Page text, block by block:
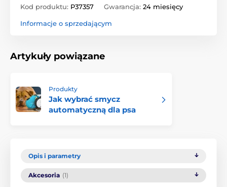
Kod produktu: P37357 Gwarancja: 24 miesięcy
Informacje o sprzedającym
Artykuły powiązane
Produkty
Jak wybrać smycz
automatyczną dla psa
Opis i parametry
Akcesoria (1)